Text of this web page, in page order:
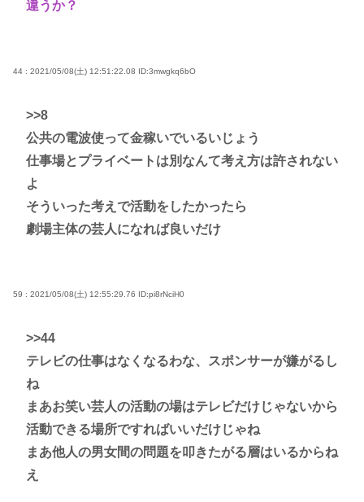
違うか？
44 : 2021/05/08(土) 12:51:22.08 ID:3mwgkq6bO
>>8
公共の電波使って金稼いでいるいじょう
仕事場とプライベートは別なんて考え方は許されない
よ
そういった考えで活動をしたかったら
劇場主体の芸人になれば良いだけ
59 : 2021/05/08(土) 12:55:29.76 ID:pi8rNciH0
>>44
テレビの仕事はなくなるわな、スポンサーが嫌がるし
ね
まあお笑い芸人の活動の場はテレビだけじゃないから
活動できる場所ですればいいだけじゃね
まあ他人の男女間の問題を叩きたがる層はいるからね
え